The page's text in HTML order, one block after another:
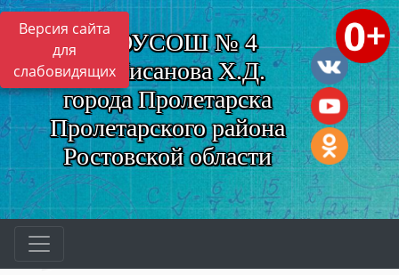
Версия сайта
для
слабовидящих
МБОУСОШ № 4
им. Нисанова Х.Д.
города Пролетарска
Пролетарского района
Ростовской области